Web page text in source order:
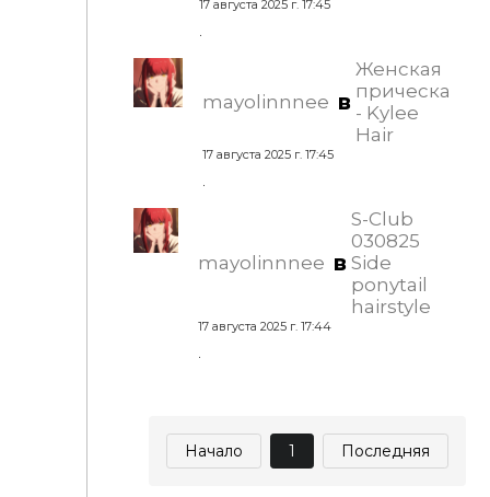
17 августа 2025 г. 17:45
mayolinnnee в
Женская
прическа
- Kylee
Hair
17 августа 2025 г. 17:45
mayolinnnee в
S-Club
030825
Side
ponytail
hairstyle
17 августа 2025 г. 17:44
Начало 1 Последняя